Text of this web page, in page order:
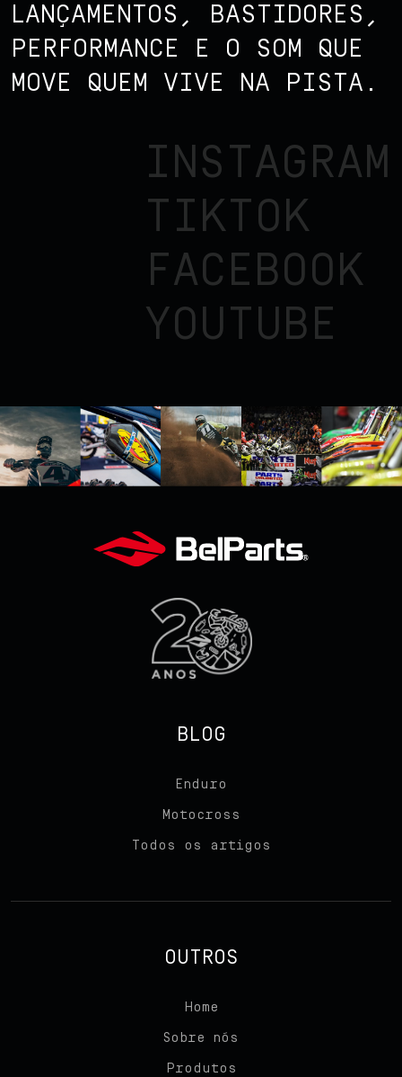
LANÇAMENTOS, BASTIDORES,
PERFORMANCE E O SOM QUE
MOVE QUEM VIVE NA PISTA.
INSTAGRAM
TIKTOK
FACEBOOK
YOUTUBE
BLOG
Enduro
Motocross
Todos os artigos
OUTROS
Home
Sobre nós
Produtos